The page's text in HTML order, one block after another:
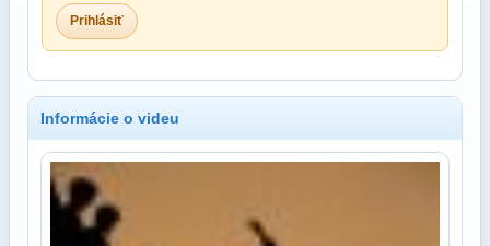
Prihlásiť
Informácie o videu